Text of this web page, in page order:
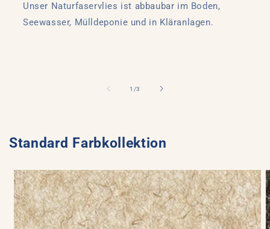
Unser Naturfaservlies ist abbaubar im Boden,
Seewasser, Mülldeponie und in Kläranlagen.
1 /von
3
Standard Farbkollektion